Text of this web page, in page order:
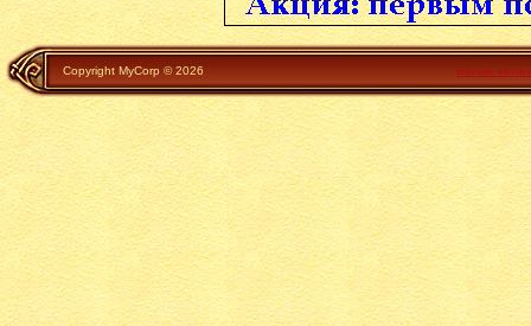
Copyright MyCorp © 2026 Белый